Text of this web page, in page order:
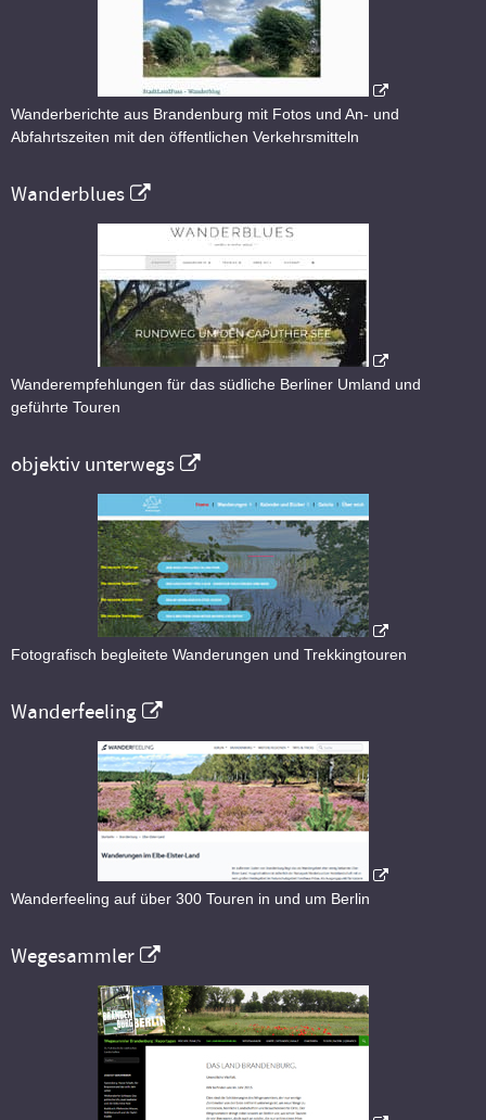
Wanderberichte aus Brandenburg mit Fotos und An- und
Abfahrtszeiten mit den öffentlichen Verkehrsmitteln
Wanderblues
Wanderempfehlungen für das südliche Berliner Umland und
geführte Touren
objektiv unterwegs
Fotografisch begleitete Wanderungen und Trekkingtouren
Wanderfeeling
Wanderfeeling auf über 300 Touren in und um Berlin
Wegesammler